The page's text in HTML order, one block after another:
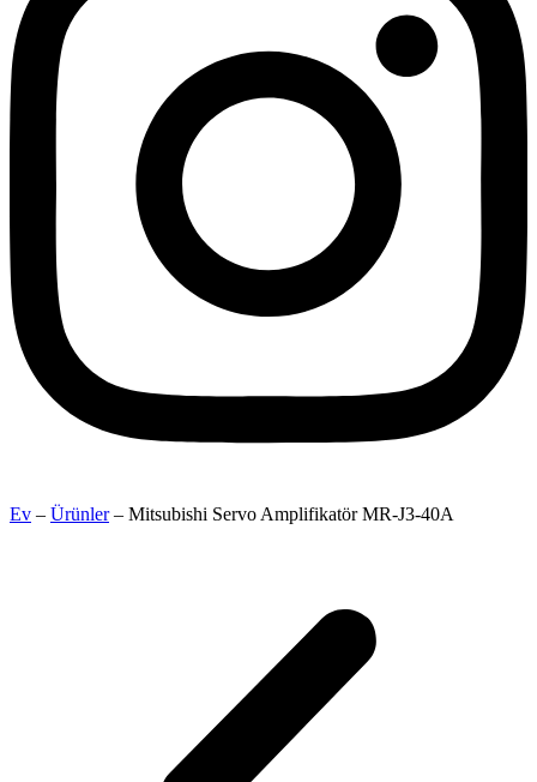
Ev – Ürünler– Mitsubishi Servo Amplifikatör MR-J3-40A